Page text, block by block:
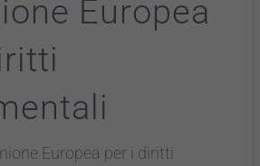
Europea
Europea per i diritti
informazioni
personali.